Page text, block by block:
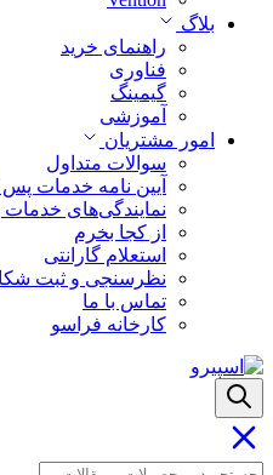
بلاگ
راهنمای خرید
فناوری
گیمینگ
آموزشی
امور مشتریان
سوالات متداول
آیین نامه خدمات
نمایندگی‌های
از کجا بخرم
استعلام گارانتی
نظرسنجی و ثبت
تماس با ما
کارخانه فراسو